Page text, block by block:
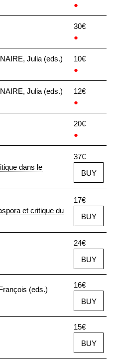
●
30€
●
Julia (eds.)
10€
●
Julia (eds.)
12€
●
20€
●
dans le
37€
BUY
et critique du
17€
BUY
24€
BUY
(eds.)
16€
BUY
15€
BUY